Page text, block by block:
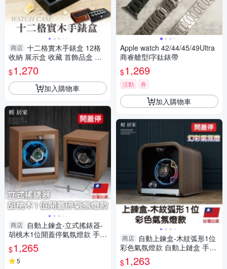
商店 十二格實木手錶盒 12格
收納 展示盒 收藏 首飾品盒 項
鍊珠寶盒 手錶收納-輕居家810
2
$1,270
加入購物車
商店 自動上鍊盒-立式搖錶器-
胡桃木1位開蓋停氣氛燈款 手錶
盒 上鏈盒 搖錶器-輕居家8603
$1,265
5
Apple watch 42/44/45/49Ultra
商睿艙型i字鈦錶帶
$1,269
活動 券
加入購物車
商店 自動上鍊盒-木紋弧形1位
彩色氣氛燈款 自動上鏈盒 手錶
收納盒 搖錶器-輕居家8885
$1,263